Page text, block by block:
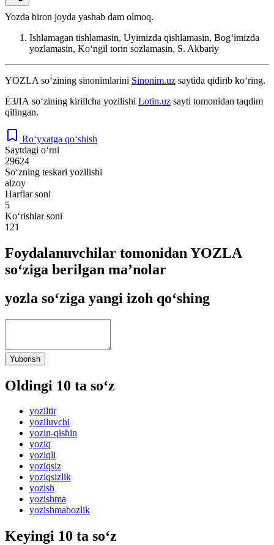
Yozda biron joyda yashab dam olmoq.
Ishlamagan tishlamasin, Uyimizda qishlamasin, Bogʻimizda
yozlamasin, Koʻngil torin sozlamasin, S. Akbariy
YOZLA so‘zining sinonimlarini Sinonim.uz saytida qidirib ko‘ring.
ЁЗЛА so‘zining kirillcha yozilishi Lotin.uz sayti tomonidan taqdim
qilingan.
Ro‘yxatga qo‘shish
Saytdagi o‘rni
29624
So‘zning teskari yozilishi
alzoy
Harflar soni
5
Ko‘rishlar soni
121
Foydalanuvchilar tomonidan YOZLA
so‘ziga berilgan ma’nolar
yozla so‘ziga yangi izoh qo‘shing
Yuborish
Oldingi 10 ta so‘z
yoziltir
yoziluvchi
yozin-qishin
yoziq
yoziqli
yoziqsiz
yoziqsizlik
yozish
yozishma
yozishmabozlik
Keyingi 10 ta so‘z